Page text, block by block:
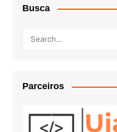
Busca
Parceiros